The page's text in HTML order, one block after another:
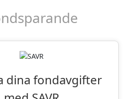
dina fondavgifter